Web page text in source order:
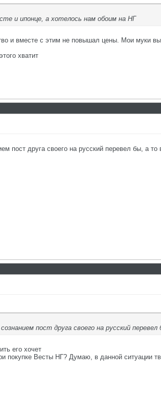
и ипонце, а хотелось нам обоим на НГ
и вместе с этим не повышал цены. Мои муки
хватит
пост друга своего на русский перевел бы, а
пост друга своего на русский
его хочет
покупке Весты НГ? Думаю, в данной ситуации